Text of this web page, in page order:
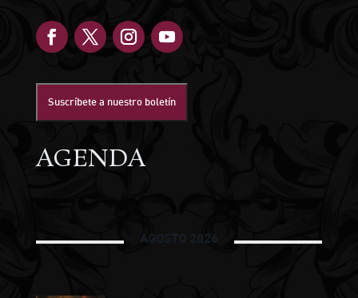
Suscríbete a nuestro boletín
AGENDA
AGOSTO 2026